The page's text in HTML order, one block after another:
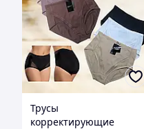
Трусы
корректирующие